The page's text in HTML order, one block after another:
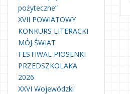
pożyteczne”
XVII POWIATOWY
KONKURS LITERACKI
MÓJ ŚWIAT
FESTIWAL PIOSENKI
PRZEDSZKOLAKA
2026
XXVI Wojewódzki